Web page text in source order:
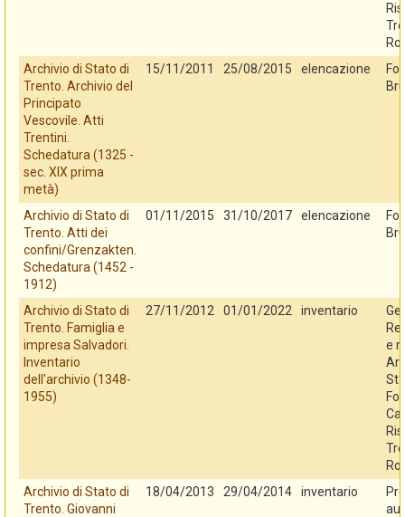
Archivio di Stato di
Trento. Archivio del
Principato
Vescovile. Atti
Trentini.
Schedatura (1325 -
sec. XIX prima
metà)
15/11/2011 25/08/2015 elencazione
Archivio di Stato di
Trento. Atti dei
confini/Grenzakten.
Schedatura (1452 -
1912)
01/11/2015 31/10/2017 elencazione
Archivio di Stato di
Trento. Famiglia e
impresa Salvadori.
Inventario
dell'archivio (1348-
1955)
27/11/2012 01/01/2022 inventario
e
Archivio di Stato di
Trento. Giovanni
18/04/2013 29/04/2014 inventario